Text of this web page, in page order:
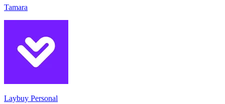
Tamara
Laybuy Personal